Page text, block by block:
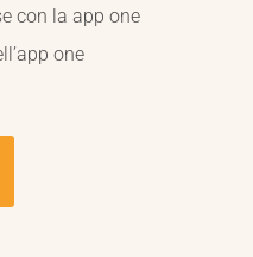
con la app one
one